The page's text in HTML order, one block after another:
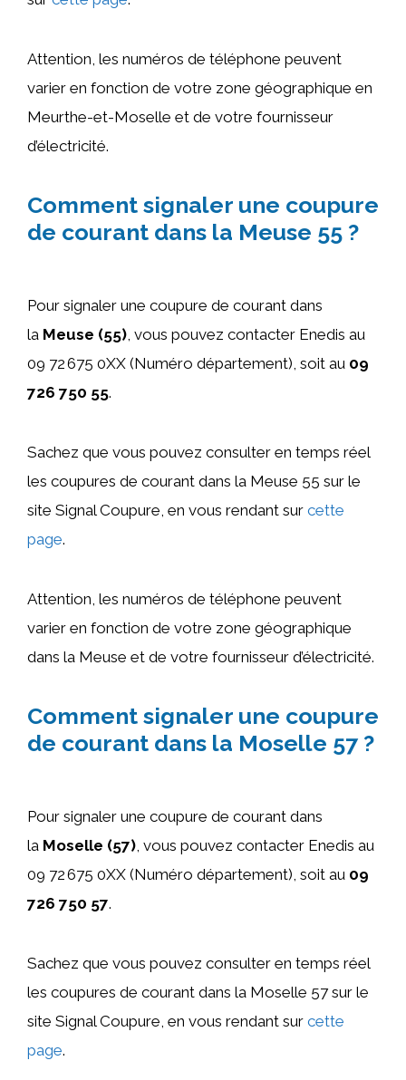
Attention, les numéros de téléphone peuvent
varier en fonction de votre zone géographique en
Meurthe-et-Moselle et de votre fournisseur
d’électricité.
Comment signaler une coupure
de courant dans la Meuse 55 ?
Pour signaler une coupure de courant dans
la Meuse (55), vous pouvez contacter Enedis au
09 72 675 0XX (Numéro département), soit au 09
726 750 55.
Sachez que vous pouvez consulter en temps réel
les coupures de courant dans la Meuse 55 sur le
site Signal Coupure, en vous rendant sur cette
page.
Attention, les numéros de téléphone peuvent
varier en fonction de votre zone géographique
dans la Meuse et de votre fournisseur d’électricité.
Comment signaler une coupure
de courant dans la Moselle 57 ?
Pour signaler une coupure de courant dans
la Moselle (57), vous pouvez contacter Enedis au
09 72 675 0XX (Numéro département), soit au 09
726 750 57.
Sachez que vous pouvez consulter en temps réel
les coupures de courant dans la Moselle 57 sur le
site Signal Coupure, en vous rendant sur cette
page.